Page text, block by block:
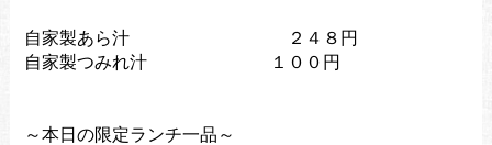
自家製あら汁 ２４８円
自家製つみれ汁 １００円
～本日の限定ランチ一品～